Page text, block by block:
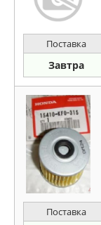
Поставка
Завтра
Поставка